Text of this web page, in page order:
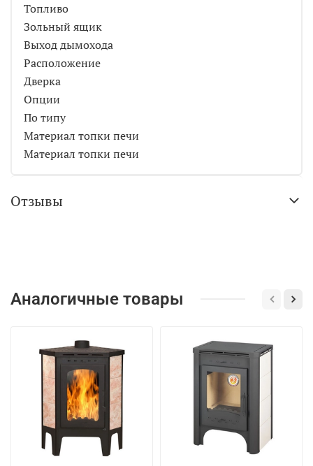
Топливо
Зольный ящик
Выход дымохода
Расположение
Дверка
Опции
По типу
Материал топки печи
Материал топки печи
Отзывы
Аналогичные товары